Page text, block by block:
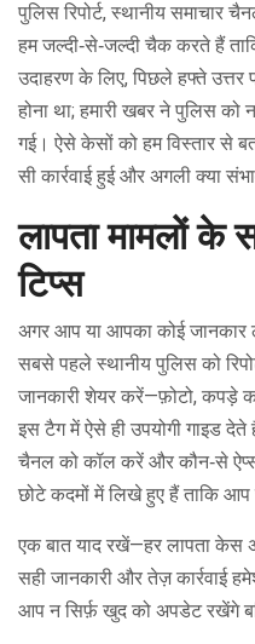
पुलिस रिपोर्ट, स्थानीय समाचार
हम जल्दी‑से‑जल्दी चैक करते हैं
उदाहरण के लिए, पिछले हफ्ते
होना था; हमारी खबर ने पुलिस
गई। ऐसे केसों को हम विस्तार से
सी कार्रवाई हुई और अगली क्या
लापता मामलों
टिप्स
अगर आप या आपका कोई जानकार
सबसे पहले स्थानीय पुलिस को
जानकारी शेयर करें—फ़ोटो, कपड़े
इस टैग में ऐसे ही उपयोगी गाइड
चैनल को कॉल करें और कौन‑से
छोटे कदमों में लिखे हुए हैं ताकि
एक बात याद रखें—हर लापता केस
सही जानकारी और तेज़ कार्रवाई
आप न सिर्फ़ खुद को अपडेट रखेंगे